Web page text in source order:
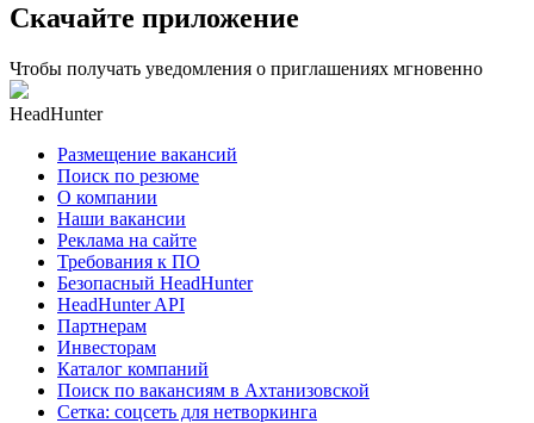
Скачайте приложение
Чтобы получать уведомления о приглашениях мгновенно
HeadHunter
Размещение вакансий
Поиск по резюме
О компании
Наши вакансии
Реклама на сайте
Требования к ПО
Безопасный HeadHunter
HeadHunter API
Партнерам
Инвесторам
Каталог компаний
Поиск по вакансиям в Ахтанизовской
Сетка: соцсеть для нетворкинга